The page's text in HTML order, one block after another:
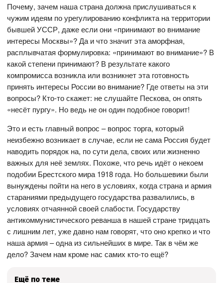
Почему, зачем наша страна должна прислушиваться к
чужим идеям по урегулированию конфликта на территории
бывшей УССР, даже если они «принимают во внимание
интересы Москвы»? Да и что значит эта аморфная,
расплывчатая формулировка: «принимают во внимание»? В
какой степени принимают? В результате какого
компромисса возникла или возникнет эта готовность
принять интересы России во внимание? Где ответы на эти
вопросы? Кто-то скажет: не слушайте Пескова, он опять
«несёт пургу». Но ведь не он один подобное говорит!
Это и есть главный вопрос – вопрос торга, который
неизбежно возникает в случае, если не сама Россия будет
наводить порядок на, по сути дела, своих или жизненно
важных для неё землях. Похоже, что речь идёт о некоем
подобии Брестского мира 1918 года. Но большевики были
вынуждены пойти на него в условиях, когда страна и армия
стараниями предыдущего государства развалились, в
условиях отчаянной своей слабости. Государству
антикоммунистического реванша в нашей стране тридцать
с лишним лет, уже давно нам говорят, что оно крепко и что
наша армия – одна из сильнейших в мире. Так в чём же
дело? Зачем нам кроме нас самих кто-то ещё?
Ещё по теме